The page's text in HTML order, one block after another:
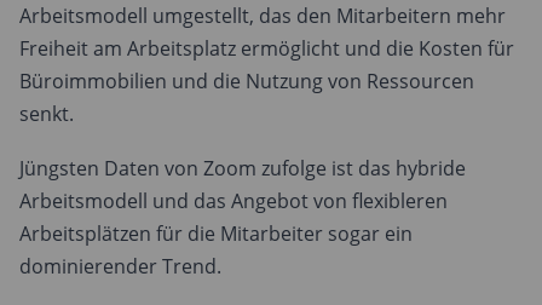
Arbeitsmodell umgestellt, das den Mitarbeitern mehr
Freiheit am Arbeitsplatz ermöglicht und die Kosten für
Büroimmobilien und die Nutzung von Ressourcen
senkt.
Jüngsten Daten von Zoom zufolge ist das hybride
Arbeitsmodell und das Angebot von flexibleren
Arbeitsplätzen für die Mitarbeiter sogar ein
dominierender Trend.